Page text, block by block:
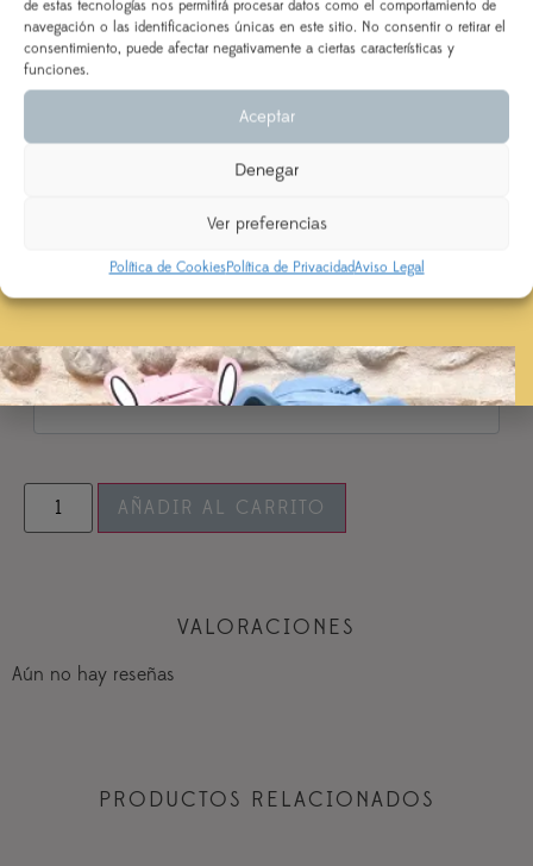
de estas tecnologías nos permitirá procesar datos como el comportamiento de
navegación o las identificaciones únicas en este sitio. No consentir o retirar el
consentimiento, puede afectar negativamente a ciertas características y
funciones.
Aceptar
Denegar
Ver preferencias
Política de CookiesPolítica de PrivacidadAviso Legal
Bolsa deporte
Tela Inicial
Nombre o texto
AÑADIR AL CARRITO
VALORACIONES
Aún no hay reseñas
PRODUCTOS RELACIONADOS
DEL 3 AL 21 DE AGOSTO
Los pedidos realizados a partir del 28 de julio
saldrán,
según orden de entrada y tiempo de procesamiento
(indicado en la descripción del producto), a partir del
24 de agosto.
Se priorizarán aquellos realizados con ENVÍO